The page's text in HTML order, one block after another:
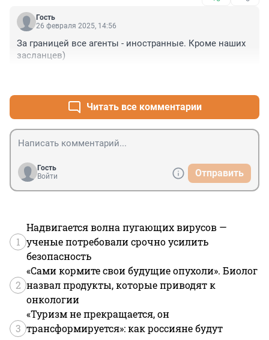
Гость
26 февраля 2025, 14:56
За границей все агенты - иностранные. Кроме наших
засланцев)
Читать все комментарии
Гость
Войти
Отправить
1
Надвигается волна пугающих вирусов —
ученые потребовали срочно усилить
безопасность
2
«Сами кормите свои будущие опухоли». Биолог
назвал продукты, которые приводят к
онкологии
3
«Туризм не прекращается, он
трансформируется»: как россияне будут